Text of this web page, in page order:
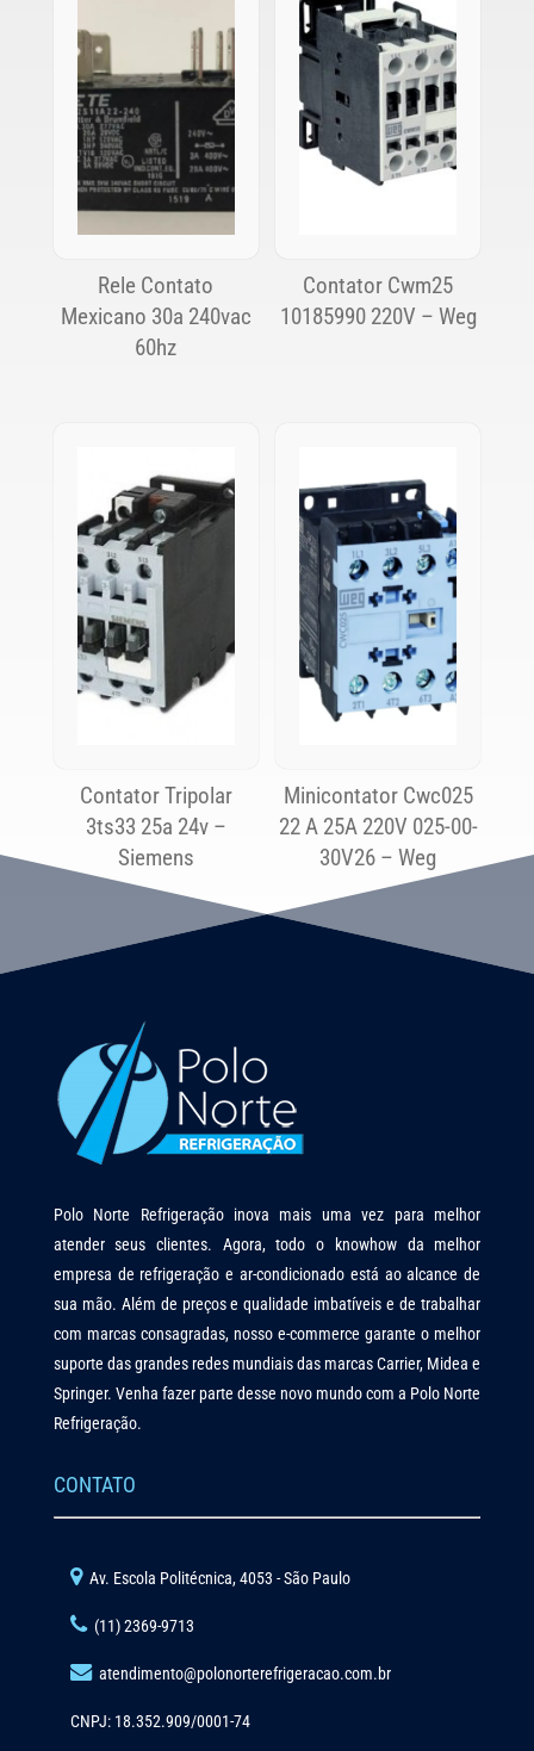
Rele Contato
Mexicano 30a 240vac
60hz
Contator Cwm25
10185990 220V – Weg
Contator Tripolar
3ts33 25a 24v –
Siemens
Minicontator Cwc025
22 A 25A 220V 025-00-
30V26 – Weg
Polo Norte Refrigeração inova mais uma vez para melhor
atender seus clientes. Agora, todo o knowhow da melhor
empresa de refrigeração e ar-condicionado está ao alcance de
sua mão. Além de preços e qualidade imbatíveis e de trabalhar
com marcas consagradas, nosso e-commerce garante o melhor
suporte das grandes redes mundiais das marcas Carrier, Midea e
Springer. Venha fazer parte desse novo mundo com a Polo Norte
Refrigeração.
CONTATO
Av. Escola Politécnica, 4053 - São Paulo
(11) 2369-9713
atendimento@polonorterefrigeracao.com.br
CNPJ: 18.352.909/0001-74